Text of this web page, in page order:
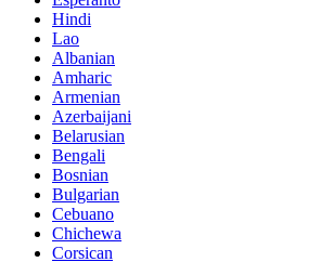
Hindi
Lao
Albanian
Amharic
Armenian
Azerbaijani
Belarusian
Bengali
Bosnian
Bulgarian
Cebuano
Chichewa
Corsican